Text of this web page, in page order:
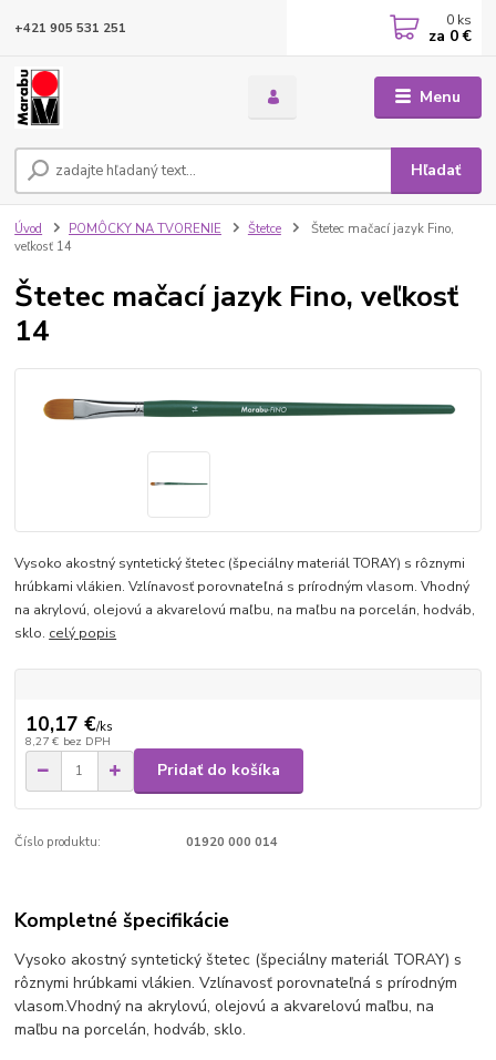
Menu
Hľadať
+421 905 531 251 0 ks
za 0 €
Úvod POMÔCKY NA TVORENIE Štetce
Štetec mačací jazyk Fino,
veľkosť 14
Štetec mačací jazyk Fino, veľkosť
14
Vysoko akostný syntetický štetec (špeciálny materiál TORAY) s rôznymi
hrúbkami vlákien. Vzlínavosť porovnateľná s prírodným vlasom. Vhodný
na akrylovú, olejovú a akvarelovú maľbu, na maľbu na porcelán, hodváb,
sklo. celý popis
10,17 €/ks
8,27 € bez DPH
Pridať do košíka
Číslo produktu: 01920 000 014
Kompletné špecifikácie
Vysoko akostný syntetický štetec (špeciálny materiál TORAY) s
rôznymi hrúbkami vlákien. Vzlínavosť porovnateľná s prírodným
vlasom.Vhodný na akrylovú, olejovú a akvarelovú maľbu, na
maľbu na porcelán, hodváb, sklo.